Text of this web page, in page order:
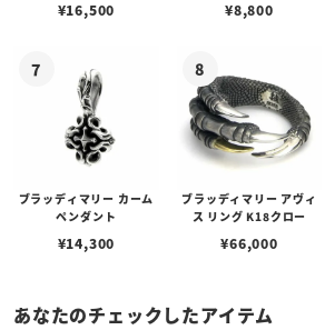
¥16,500 ¥8,800
ブラッディマリー カーム
ペンダント
¥14,300
ブラッディマリー アヴィ
ス リング K18クロー
¥66,000
あなたのチェックしたアイテム